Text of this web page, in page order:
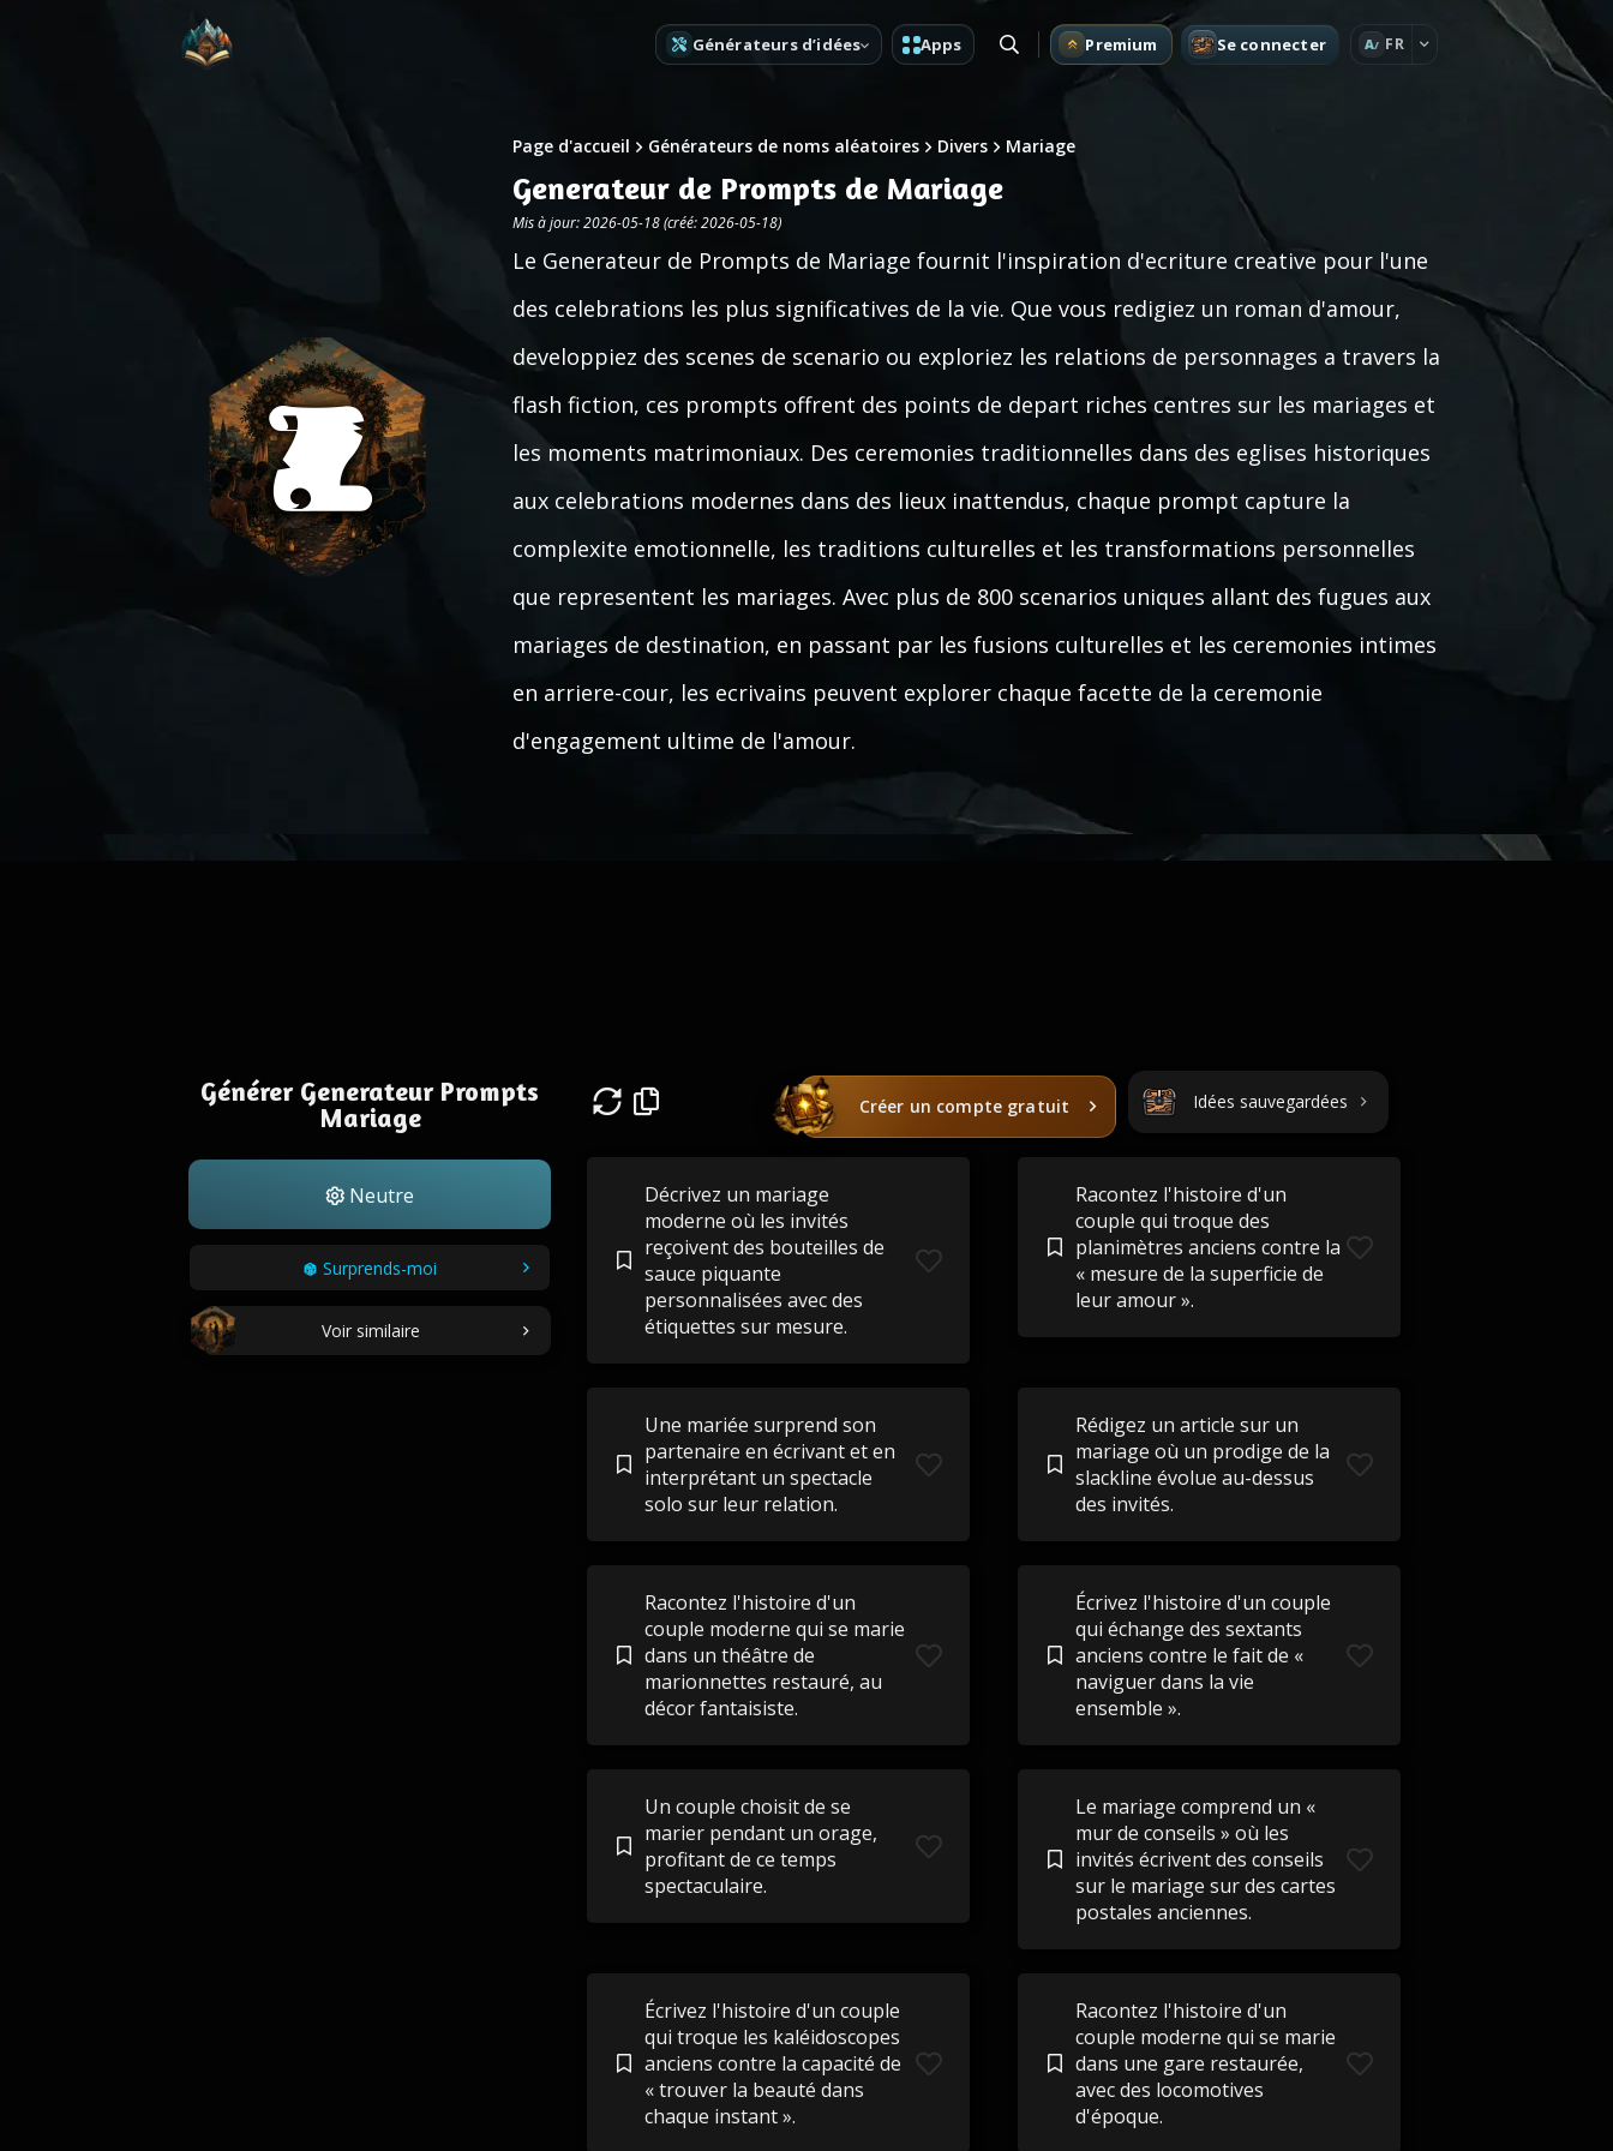
Générateurs d’idées Apps Premium Se connecter A FR
Page d'accueil Générateurs de noms aléatoires Divers Mariage
Generateur de Prompts de Mariage
Mis à jour: 2026-05-18 (créé: 2026-05-18)
Le Generateur de Prompts de Mariage fournit l'inspiration d'ecriture creative pour l'une
des celebrations les plus significatives de la vie. Que vous redigiez un roman d'amour,
developpiez des scenes de scenario ou exploriez les relations de personnages a travers la
flash fiction, ces prompts offrent des points de depart riches centres sur les mariages et
les moments matrimoniaux. Des ceremonies traditionnelles dans des eglises historiques
aux celebrations modernes dans des lieux inattendus, chaque prompt capture la
complexite emotionnelle, les traditions culturelles et les transformations personnelles
que representent les mariages. Avec plus de 800 scenarios uniques allant des fugues aux
mariages de destination, en passant par les fusions culturelles et les ceremonies intimes
en arriere-cour, les ecrivains peuvent explorer chaque facette de la ceremonie
d'engagement ultime de l'amour.
Générer Generateur Prompts
Mariage
Neutre
Surprends-moi
Voir similaire
Créer un compte gratuit Idées sauvegardées
Décrivez un mariage
moderne où les invités
reçoivent des bouteilles de
sauce piquante
personnalisées avec des
étiquettes sur mesure.
Racontez l'histoire d'un
couple qui troque des
planimètres anciens contre la
« mesure de la superficie de
leur amour ».
Une mariée surprend son
partenaire en écrivant et en
interprétant un spectacle
solo sur leur relation.
Rédigez un article sur un
mariage où un prodige de la
slackline évolue au-dessus
des invités.
Racontez l'histoire d'un
couple moderne qui se marie
dans un théâtre de
marionnettes restauré, au
décor fantaisiste.
Écrivez l'histoire d'un couple
qui échange des sextants
anciens contre le fait de «
naviguer dans la vie
ensemble ».
Un couple choisit de se
marier pendant un orage,
profitant de ce temps
spectaculaire.
Le mariage comprend un «
mur de conseils » où les
invités écrivent des conseils
sur le mariage sur des cartes
postales anciennes.
Écrivez l'histoire d'un couple
qui troque les kaléidoscopes
anciens contre la capacité de
« trouver la beauté dans
chaque instant ».
Racontez l'histoire d'un
couple moderne qui se marie
dans une gare restaurée,
avec des locomotives
d'époque.